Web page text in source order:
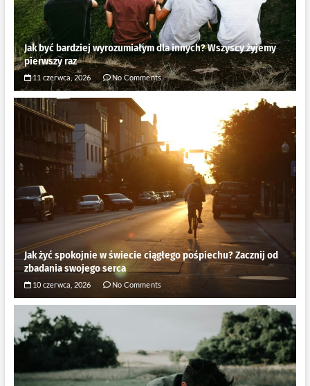
Jak być bardziej wyrozumiałym dla innych? Wszyscy żyjemy
pierwszy raz
11 czerwca, 2026 No Comments
Jak żyć spokojnie w świecie ciągłego pośpiechu? Zacznij od
zbadania swojego serca
10 czerwca, 2026 No Comments